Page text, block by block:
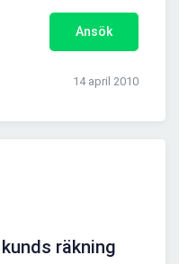
Ansök
14 april 2010
räkning